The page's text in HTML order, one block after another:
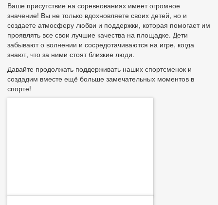
Ваше присутствие на соревнованиях имеет огромное
значение! Вы не только вдохновляете своих детей, но и
создаете атмосферу любви и поддержки, которая помогает им
проявлять все свои лучшие качества на площадке. Дети
забывают о волнении и сосредотачиваются на игре, когда
знают, что за ними стоят близкие люди.
Давайте продолжать поддерживать наших спортсменок и
создадим вместе ещё больше замечательных моментов в
спорте!